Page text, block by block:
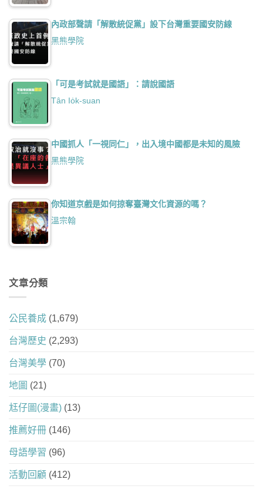
內政部聲請「解散統促黨」設下台灣重要國安防線
黑熊學院
「可是考試就是國語」：請說國語
Tân Io̍k-suan
中國抓人「一視同仁」，出入境中國都是未知的風險
黑熊學院
你知道京戲是如何掠奪臺灣文化資源的嗎？
溫宗翰
文章分類
公民養成 (1,679)
台灣歷史 (2,293)
台灣美學 (70)
地圖 (21)
尪仔圖(漫畫) (13)
推薦好冊 (146)
母語學習 (96)
活動回顧 (412)